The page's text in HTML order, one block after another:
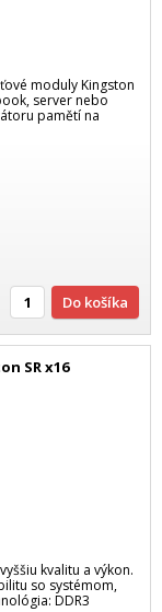
moduly Kingston
server nebo
pamětí na
Do košíka
SR x16
kvalitu a výkon.
so systémom,
DDR3